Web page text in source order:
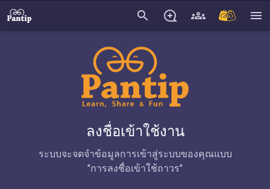
search menu
ลงชื่อเข้าใช้งาน
ระบบจะจดจำข้อมูลการเข้าสู่ระบบของคุณแบบ
"การลงชื่อเข้าใช้ถาวร"